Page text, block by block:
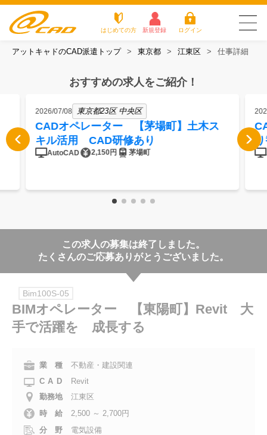
はじめての方 新規登録 ログイン
派遣がはじめての方
お仕事を探す
お役立ちコラム
転職をご希望の方 企業のご担当者様
お電話でのお問い合わせ
名古屋 0120-960-379
電話受付：平日 9:15～19:00
ばれる3つの理由
じめての
方
事を
探す
ちコラ
アットキャドのCAD派遣トップ 東京都 江東区 仕事詳細
おすすめの求人をご紹介！
2026/07/08 東京都23区 中央区
CADオペレーター 【茅場町】土木ス
キル活用 CAD研修あり
AutoCAD 2,150円 茅場町
この求人の募集は終了しました。
たくさんのご応募ありがとうございました。
Bim100S-05
BIMオペレーター 【東陽町】Revit 大
手で活躍を 成長する
業 種
不動産・建設関連
CAD
Revit
勤務地
江東区
時 給
2,500 ～ 2,700円
分 野
電気設備